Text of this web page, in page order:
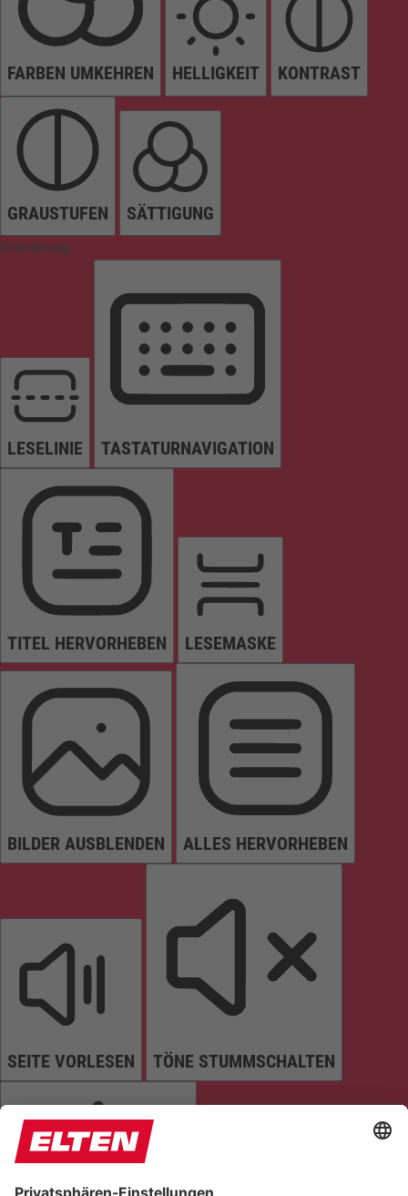
FARBEN UMKEHREN HELLIGKEIT KONTRAST
GRAUSTUFEN SÄTTIGUNG
Orientierung
LESELINIE TASTATURNAVIGATION
TITEL HERVORHEBEN LESEMASKE
BILDER AUSBLENDEN ALLES HERVORHEBEN
SEITE VORLESEN TÖNE STUMMSCHALTEN